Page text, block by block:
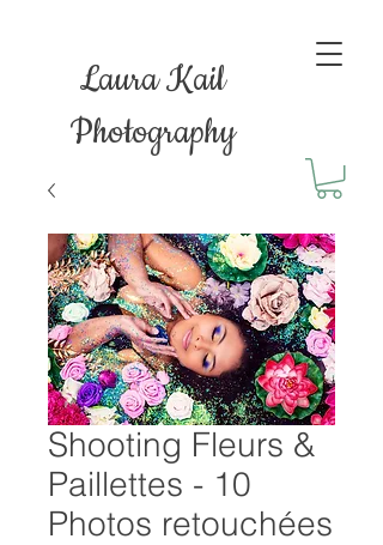
Laura Kail
Photography
Shooting Fleurs &
Paillettes - 10
Photos retouchées